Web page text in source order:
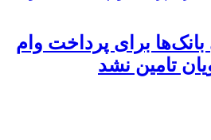
بانک‌ها برای پرداخت وام
تامین نشد